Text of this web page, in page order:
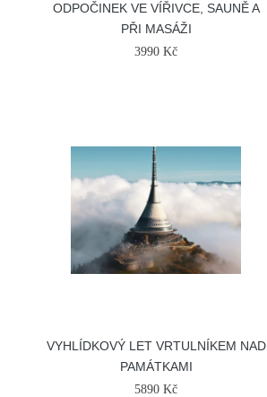
ODPOČINEK VE VÍŘIVCE, SAUNĚ A
PŘI MASÁŽI
3990 Kč
VYHLÍDKOVÝ LET VRTULNÍKEM NAD
PAMÁTKAMI
5890 Kč